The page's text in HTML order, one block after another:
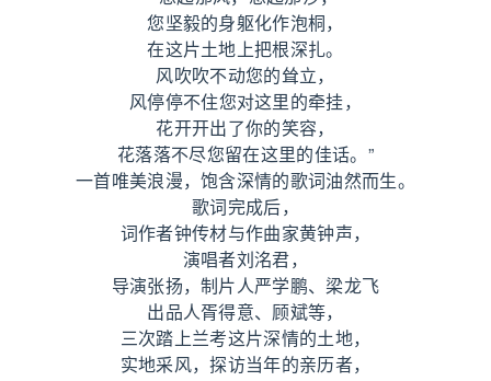
您坚毅的身躯化作泡桐，
在这片土地上把根深扎。
风吹吹不动您的耸立，
风停停不住您对这里的牵挂，
花开开出了你的笑容，
花落落不尽您留在这里的佳话。”
一首唯美浪漫，饱含深情的歌词油然而生。
歌词完成后，
词作者钟传材与作曲家黄钟声，
演唱者刘洺君，
导演张扬，制片人严学鹏、梁龙飞
出品人胥得意、顾斌等，
三次踏上兰考这片深情的土地，
实地采风，探访当年的亲历者，